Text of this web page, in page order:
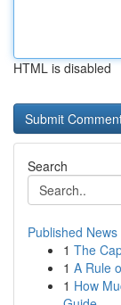
HTML is disabled
Search
Published News
1 The
1 A Rule
1 How